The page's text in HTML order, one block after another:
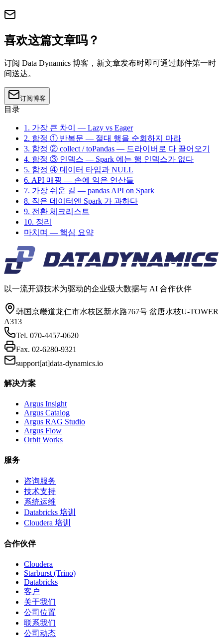
喜欢这篇文章吗？
订阅 Data Dynamics 博客，新文章发布时即可通过邮件第一时
间送达。
订阅博客
目录
1. 가장 큰 차이 — Lazy vs Eager
2. 함정 ① 반복문 — 절대 행을 순회하지 마라
3. 함정 ② collect / toPandas — 드라이버로 다 끌어오기
4. 함정 ③ 인덱스 — Spark 에는 행 인덱스가 없다
5. 함정 ④ 데이터 타입과 NULL
6. API 매핑 — 손에 익은 연산들
7. 가장 쉬운 길 — pandas API on Spark
8. 작은 데이터엔 Spark 가 과하다
9. 전환 체크리스트
10. 정리
마치며 — 핵심 요약
以一流开源技术为驱动的企业级大数据与 AI 合作伙伴
韩国京畿道龙仁市水枝区新水路767号 盆唐水枝U-TOWER
A313
Tel. 070-4457-0620
Fax. 02-6280-9321
support[at]data-dynamics.io
解决方案
Argus Insight
Argus Catalog
Argus RAG Studio
Argus Flow
Orbit Works
服务
咨询服务
技术支持
系统运维
Databricks 培训
Cloudera 培训
合作伙伴
Cloudera
Starburst (Trino)
Databricks
客户
关于我们
公司位置
联系我们
公司动态